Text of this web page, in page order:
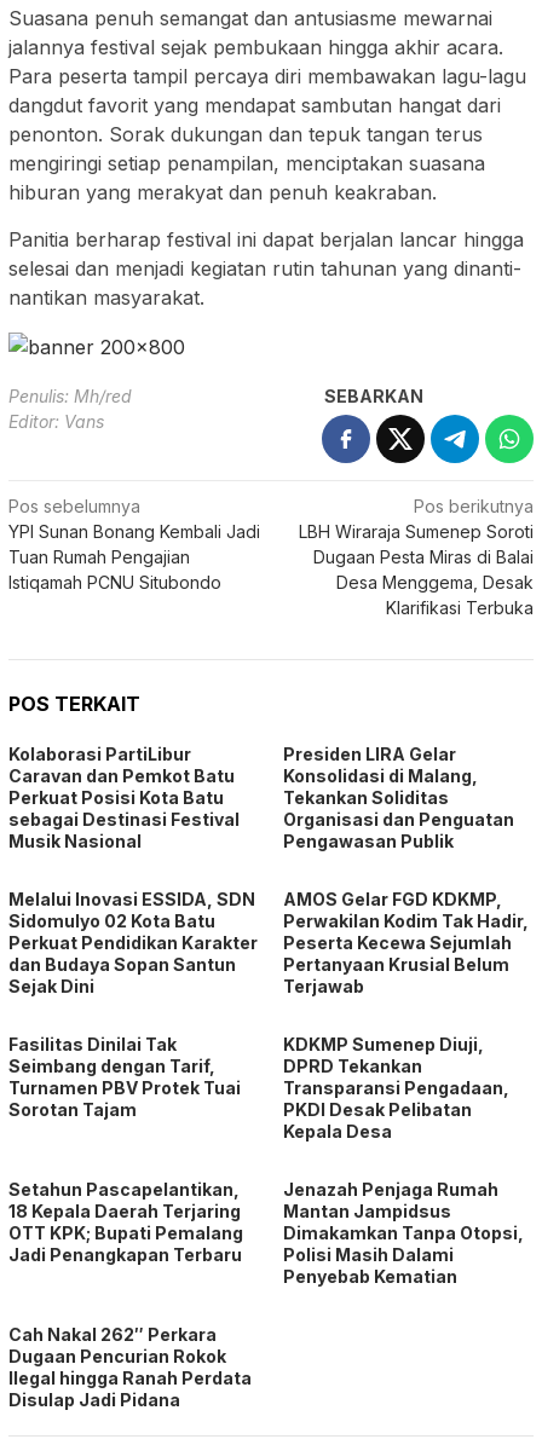
Suasana penuh semangat dan antusiasme mewarnai
jalannya festival sejak pembukaan hingga akhir acara.
Para peserta tampil percaya diri membawakan lagu-lagu
dangdut favorit yang mendapat sambutan hangat dari
penonton. Sorak dukungan dan tepuk tangan terus
mengiringi setiap penampilan, menciptakan suasana
hiburan yang merakyat dan penuh keakraban.
Panitia berharap festival ini dapat berjalan lancar hingga
selesai dan menjadi kegiatan rutin tahunan yang dinanti-
nantikan masyarakat.
Penulis: Mh/red
Editor: Vans
SEBARKAN
Navigasi
pos
Pos sebelumnya
YPI Sunan Bonang Kembali Jadi
Tuan Rumah Pengajian
Istiqamah PCNU Situbondo
Pos berikutnya
LBH Wiraraja Sumenep Soroti
Dugaan Pesta Miras di Balai
Desa Menggema, Desak
Klarifikasi Terbuka
POS TERKAIT
Kolaborasi PartiLibur
Caravan dan Pemkot Batu
Perkuat Posisi Kota Batu
sebagai Destinasi Festival
Musik Nasional
Presiden LIRA Gelar
Konsolidasi di Malang,
Tekankan Soliditas
Organisasi dan Penguatan
Pengawasan Publik
Melalui Inovasi ESSIDA, SDN
Sidomulyo 02 Kota Batu
Perkuat Pendidikan Karakter
dan Budaya Sopan Santun
Sejak Dini
AMOS Gelar FGD KDKMP,
Perwakilan Kodim Tak Hadir,
Peserta Kecewa Sejumlah
Pertanyaan Krusial Belum
Terjawab
Fasilitas Dinilai Tak
Seimbang dengan Tarif,
Turnamen PBV Protek Tuai
Sorotan Tajam
KDKMP Sumenep Diuji,
DPRD Tekankan
Transparansi Pengadaan,
PKDI Desak Pelibatan
Kepala Desa
Setahun Pascapelantikan,
18 Kepala Daerah Terjaring
OTT KPK; Bupati Pemalang
Jadi Penangkapan Terbaru
Jenazah Penjaga Rumah
Mantan Jampidsus
Dimakamkan Tanpa Otopsi,
Polisi Masih Dalami
Penyebab Kematian
Cah Nakal 262″ Perkara
Dugaan Pencurian Rokok
Ilegal hingga Ranah Perdata
Disulap Jadi Pidana